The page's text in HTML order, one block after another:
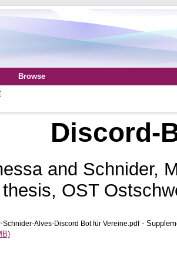
Browse
Discord-
and Schnider,
OST
Schnider-Alves-Discord Bot für Vereine.pdf-